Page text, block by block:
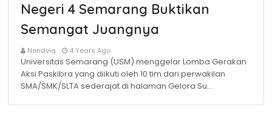
Negeri 4 Semarang Buktikan
Semangat Juangnya
Nendvia 4 Years Ago
Universitas Semarang (USM) menggelar Lomba Gerakan
Aksi Paskibra yang diikuti oleh 10 tim dari perwakilan
SMA/SMK/SLTA sederajat di halaman Gelora Su…